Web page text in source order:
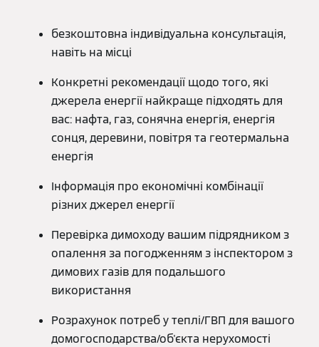
безкоштовна індивідуальна консультація,
навіть на місці
Конкретні рекомендації щодо того, які
джерела енергії найкраще підходять для
вас: нафта, газ, сонячна енергія, енергія
сонця, деревини, повітря та геотермальна
енергія
Інформація про економічні комбінації
різних джерел енергії
Перевірка димоходу вашим підрядником з
опалення за погодженням з інспектором з
димових газів для подальшого
використання
Розрахунок потреб у теплі/ГВП для вашого
домогосподарства/об'єкта нерухомості